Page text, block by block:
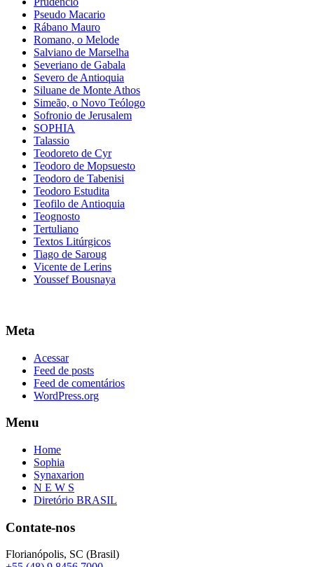
Pseudo Macario
Rábano Mauro
Romano, o Melode
Salviano de Marselha
Severiano de Gabala
Severo de Antioquia
Siluane de Monte Athos
Simeão, o Novo Teólogo
Sofronio de Jerusalem
SOPHIA
Talassio
Teodoreto de Cyr
Teodoro de Mopsuesto
Teodoro de Tabenisi
Teodoro Estudita
Teofilo de Antioquia
Teognosto
Tertuliano
Textos Litúrgicos
Tiago de Saroug
Vicente de Lerins
Youssef Bousnaya
Meta
Acessar
Feed de posts
Feed de comentários
WordPress.org
Menu
Home
Sophia
Synaxarion
N E W S
Diretório BRASIL
Contate-nos
Florianópolis, SC (Brasil)